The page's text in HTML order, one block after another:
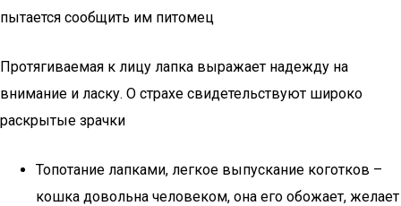
пытается сообщить им питомец
Протягиваемая к лицу лапка выражает надежду на
внимание и ласку. О страхе свидетельствуют широко
раскрытые зрачки
Топотание лапками, легкое выпускание коготков –
кошка довольна человеком, она его обожает, желает